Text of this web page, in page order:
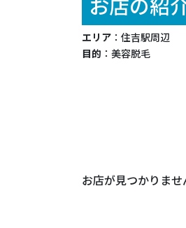
エリア ：住吉駅周辺
目的 ：美容脱毛
お店が見つかりませ